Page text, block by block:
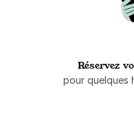
Réservez
pour quelques